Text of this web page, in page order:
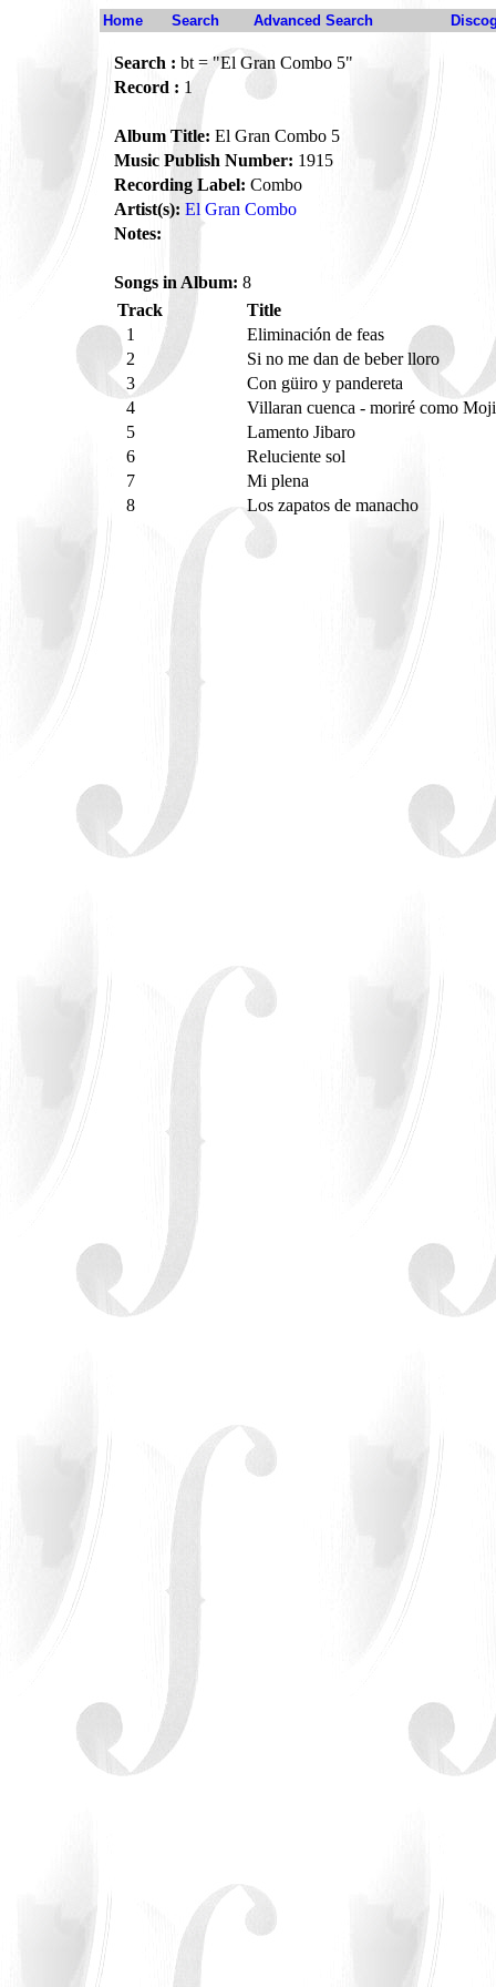
Home Search Advanced Search
Search : bt = "El Gran Combo 5"
Record : 1
Album Title: El Gran Combo 5
Music Publish Number: 1915
Recording Label: Combo
Artist(s): El Gran Combo
Notes:
Songs in Album: 8
Track
Title
1
Eliminación de feas
2
Si no me dan de beber lloro
3
Con güiro y pandereta
4
Villaran cuenca - moriré como
5
Lamento Jibaro
6
Reluciente sol
7
Mi plena
8
Los zapatos de manacho